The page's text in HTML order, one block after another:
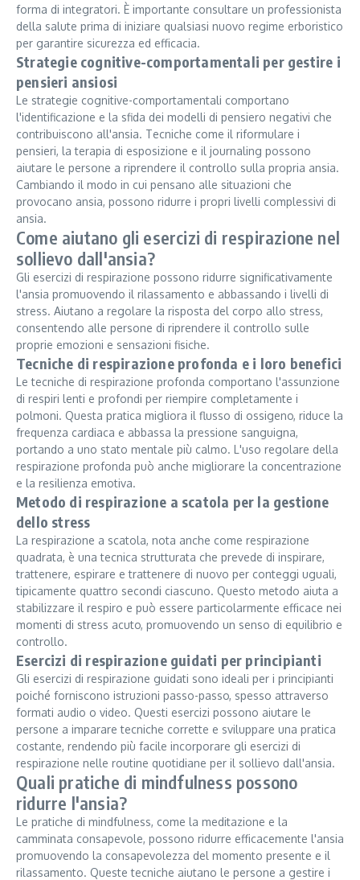
forma di integratori. È importante consultare un professionista
della salute prima di iniziare qualsiasi nuovo regime erboristico
per garantire sicurezza ed efficacia.
Strategie cognitive-comportamentali per gestire i
pensieri ansiosi
Le strategie cognitive-comportamentali comportano
l'identificazione e la sfida dei modelli di pensiero negativi che
contribuiscono all'ansia. Tecniche come il riformulare i
pensieri, la terapia di esposizione e il journaling possono
aiutare le persone a riprendere il controllo sulla propria ansia.
Cambiando il modo in cui pensano alle situazioni che
provocano ansia, possono ridurre i propri livelli complessivi di
ansia.
Come aiutano gli esercizi di respirazione nel
sollievo dall'ansia?
Gli esercizi di respirazione possono ridurre significativamente
l'ansia promuovendo il rilassamento e abbassando i livelli di
stress. Aiutano a regolare la risposta del corpo allo stress,
consentendo alle persone di riprendere il controllo sulle
proprie emozioni e sensazioni fisiche.
Tecniche di respirazione profonda e i loro benefici
Le tecniche di respirazione profonda comportano l'assunzione
di respiri lenti e profondi per riempire completamente i
polmoni. Questa pratica migliora il flusso di ossigeno, riduce la
frequenza cardiaca e abbassa la pressione sanguigna,
portando a uno stato mentale più calmo. L'uso regolare della
respirazione profonda può anche migliorare la concentrazione
e la resilienza emotiva.
Metodo di respirazione a scatola per la gestione
dello stress
La respirazione a scatola, nota anche come respirazione
quadrata, è una tecnica strutturata che prevede di inspirare,
trattenere, espirare e trattenere di nuovo per conteggi uguali,
tipicamente quattro secondi ciascuno. Questo metodo aiuta a
stabilizzare il respiro e può essere particolarmente efficace nei
momenti di stress acuto, promuovendo un senso di equilibrio e
controllo.
Esercizi di respirazione guidati per principianti
Gli esercizi di respirazione guidati sono ideali per i principianti
poiché forniscono istruzioni passo-passo, spesso attraverso
formati audio o video. Questi esercizi possono aiutare le
persone a imparare tecniche corrette e sviluppare una pratica
costante, rendendo più facile incorporare gli esercizi di
respirazione nelle routine quotidiane per il sollievo dall'ansia.
Quali pratiche di mindfulness possono
ridurre l'ansia?
Le pratiche di mindfulness, come la meditazione e la
camminata consapevole, possono ridurre efficacemente l'ansia
promuovendo la consapevolezza del momento presente e il
rilassamento. Queste tecniche aiutano le persone a gestire i